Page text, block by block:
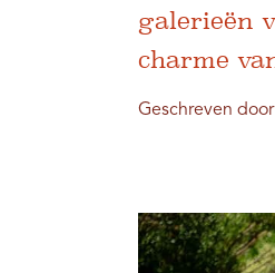
galerieën
charme
Geschreven